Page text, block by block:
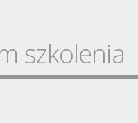
szkolenia